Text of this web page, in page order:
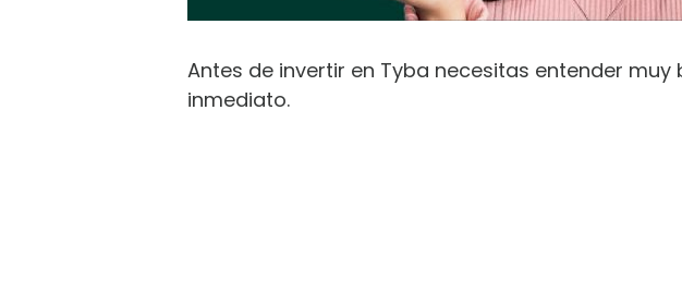
Antes de invertir en Tyba necesitas entender
inmediato.